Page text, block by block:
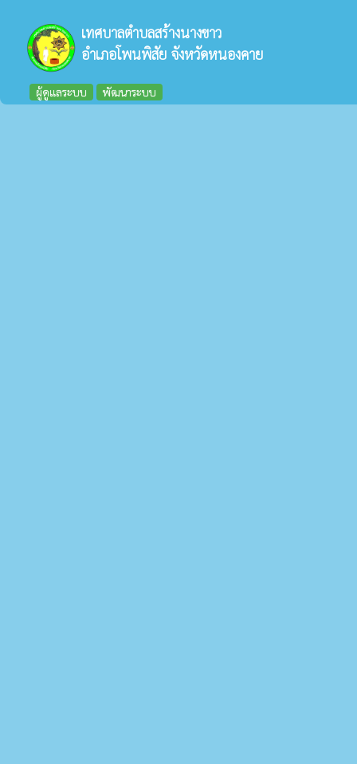
เทศบาลตำบลสร้างนางขาว
อำเภอโพนพิสัย จังหวัดหนองคาย
ผู้ดูแลระบบ พัฒนาระบบ